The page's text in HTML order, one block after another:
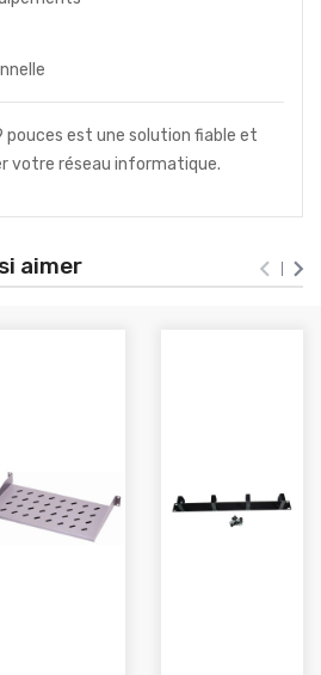
pouces est une solution fiable et
votre réseau informatique.
aimer  